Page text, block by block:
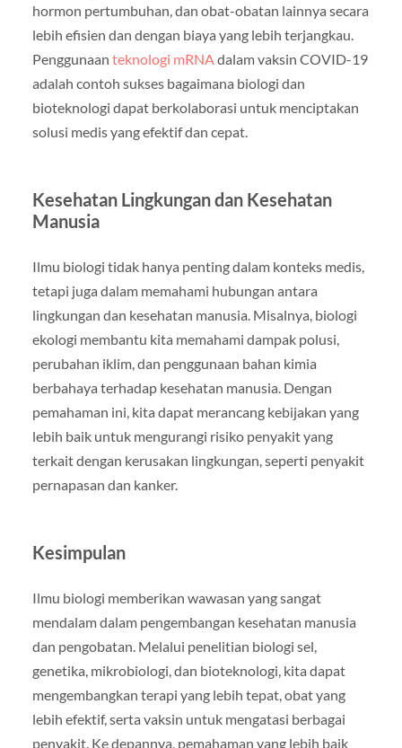
hormon pertumbuhan, dan obat-obatan lainnya secara
lebih efisien dan dengan biaya yang lebih terjangkau.
Penggunaan teknologi mRNAdalam vaksin COVID-19
adalah contoh sukses bagaimana biologi dan
bioteknologi dapat berkolaborasi untuk menciptakan
solusi medis yang efektif dan cepat.
Kesehatan Lingkungan dan Kesehatan
Manusia
Ilmu biologi tidak hanya penting dalam konteks medis,
tetapi juga dalam memahami hubungan antara
lingkungan dan kesehatan manusia. Misalnya, biologi
ekologi membantu kita memahami dampak polusi,
perubahan iklim, dan penggunaan bahan kimia
berbahaya terhadap kesehatan manusia. Dengan
pemahaman ini, kita dapat merancang kebijakan yang
lebih baik untuk mengurangi risiko penyakit yang
terkait dengan kerusakan lingkungan, seperti penyakit
pernapasan dan kanker.
Kesimpulan
Ilmu biologi memberikan wawasan yang sangat
mendalam dalam pengembangan kesehatan manusia
dan pengobatan. Melalui penelitian biologi sel,
genetika, mikrobiologi, dan bioteknologi, kita dapat
mengembangkan terapi yang lebih tepat, obat yang
lebih efektif, serta vaksin untuk mengatasi berbagai
penyakit. Ke depannya, pemahaman yang lebih baik